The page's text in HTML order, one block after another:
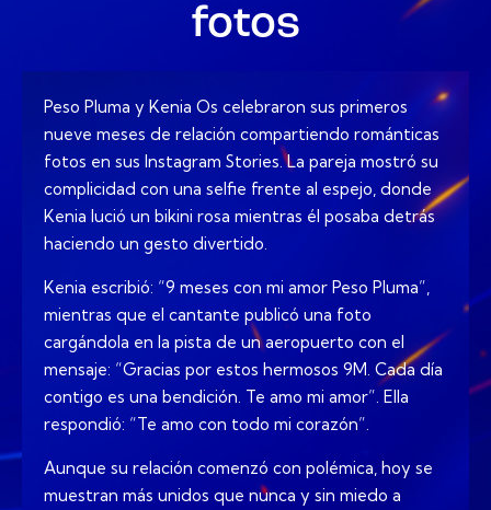
fotos
Peso Pluma y Kenia Os celebraron sus primeros
nueve meses de relación compartiendo románticas
fotos en sus Instagram Stories. La pareja mostró su
complicidad con una selfie frente al espejo, donde
Kenia lució un bikini rosa mientras él posaba detrás
haciendo un gesto divertido.
Kenia escribió: “9 meses con mi amor Peso Pluma”,
mientras que el cantante publicó una foto
cargándola en la pista de un aeropuerto con el
mensaje: “Gracias por estos hermosos 9M. Cada día
contigo es una bendición. Te amo mi amor”. Ella
respondió: “Te amo con todo mi corazón”.
Aunque su relación comenzó con polémica, hoy se
muestran más unidos que nunca y sin miedo a